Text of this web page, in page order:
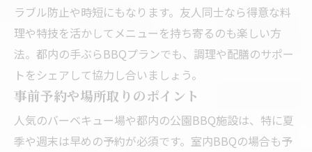
ラブル防止や時短にもなります。友人同士なら得意な料
理や特技を活かしてメニューを持ち寄るのも楽しい方
法。都内の手ぶらBBQプランでも、調理や配膳のサポー
トをシェアして協力し合いましょう。
事前予約や場所取りのポイント
人気のバーベキュー場や都内の公園BBQ施設は、特に夏
季や週末は早めの予約が必須です。室内BBQの場合も予